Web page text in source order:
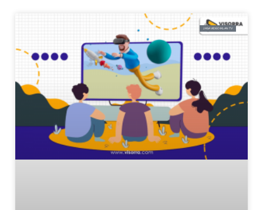
JASA VIDEO IKLAN TV